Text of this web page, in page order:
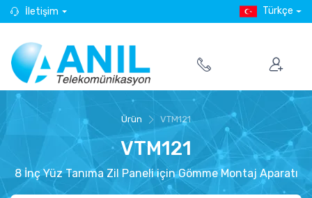
İletişim Türkçe
Ürün VTM121
VTM121
8 İnç Yüz Tanıma Zil Paneli için Gömme Montaj Aparatı